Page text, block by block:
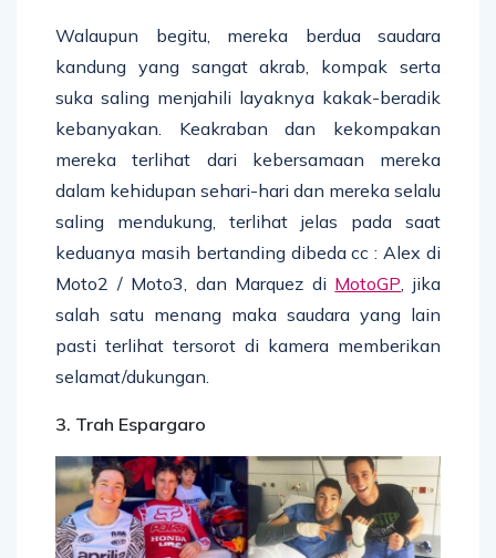
Walaupun begitu, mereka berdua saudara
kandung yang sangat akrab, kompak serta
suka saling menjahili layaknya kakak-beradik
kebanyakan. Keakraban dan kekompakan
mereka terlihat dari kebersamaan mereka
dalam kehidupan sehari-hari dan mereka selalu
saling mendukung, terlihat jelas pada saat
keduanya masih bertanding dibeda cc : Alex di
Moto2 / Moto3, dan Marquez di MotoGP , jika
salah satu menang maka saudara yang lain
pasti terlihat tersorot di kamera memberikan
selamat/dukungan.
3. Trah Espargaro